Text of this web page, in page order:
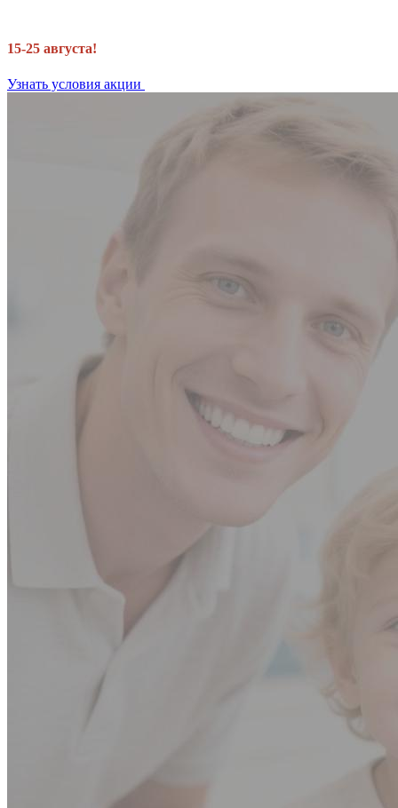
15-25 августа!
Узнать условия акции